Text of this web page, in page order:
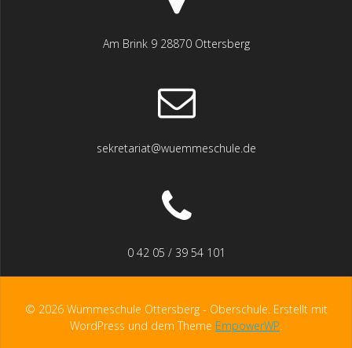
Am Brink 9 28870 Ottersberg
sekretariat@wuemmeschule.de
0 42 05 / 39 54 101
© 2026 Wümmeschule Ottersberg - Oberschule. Erstellt mit
WordPress und dem Theme EmpowerWP.